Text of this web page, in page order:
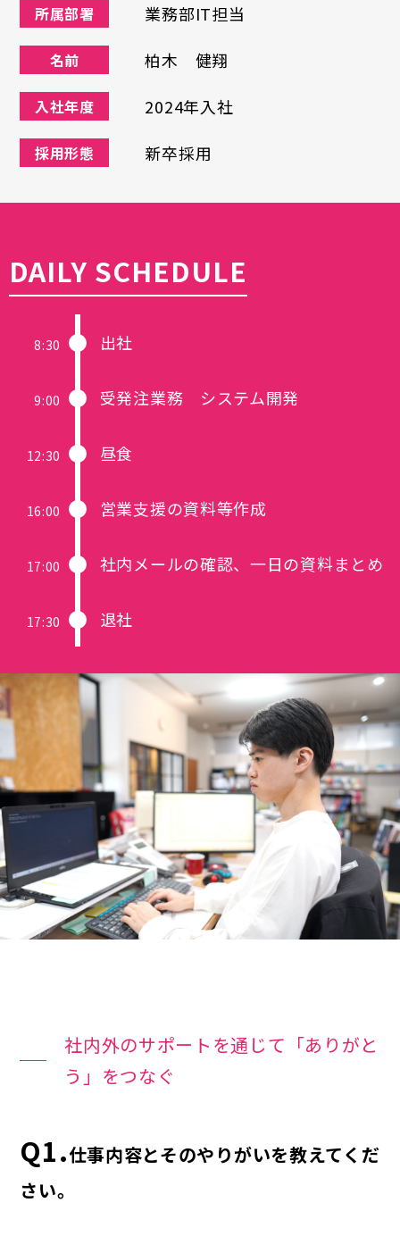
所属部署 業務部IT担当
名前 柏木 健翔
入社年度 2024年入社
採用形態 新卒採用
DAILY SCHEDULE
8:30 出社
9:00 受発注業務 システム開発
12:30 昼食
16:00 営業支援の資料等作成
17:00 社内メールの確認、一日の資料まとめ
17:30 退社
社内外のサポートを通じて「ありがと
う」をつなぐ
Q1.仕事内容とそのやりがいを教えてくだ
さい。